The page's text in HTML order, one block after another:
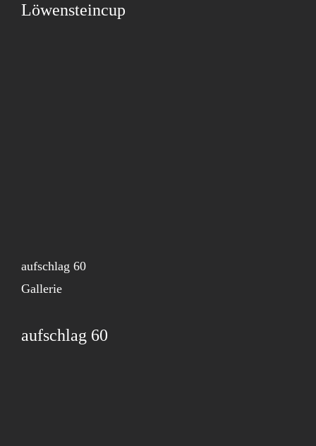
Löwensteincup
aufschlag 60
Gallerie
aufschlag 60